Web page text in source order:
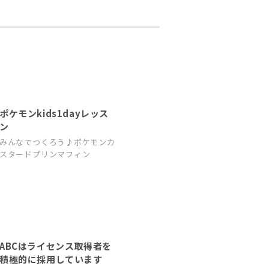
ケモンkids1dayレッス
んなでつくろう♪ポケモンカ
タードプリンマフィン
はライセンス取得者を
極的に採用しています